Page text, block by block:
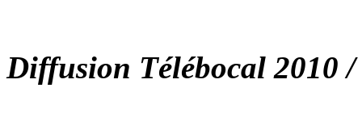
Diffusion Télébocal 2010 /